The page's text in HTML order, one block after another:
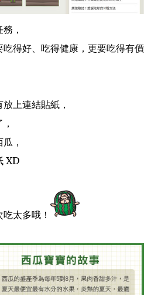
，
得好、吃得健康，更要吃得有價
上連結貼紙，
，
XD
太多哦！